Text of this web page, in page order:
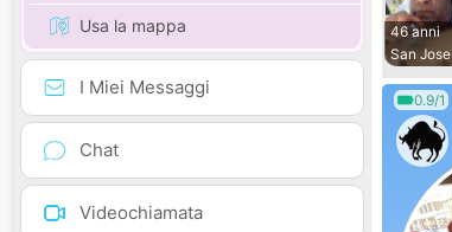
Usa la mappa
I Miei Messaggi
Chat
Videochiamata
46 anni
San Jose
0.9/1